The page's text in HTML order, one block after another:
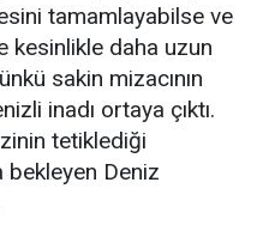
tamamlayabilse ve
kesinlikle daha uzun
sakin mizacının
inadı ortaya çıktı.
tetiklediği
Deniz